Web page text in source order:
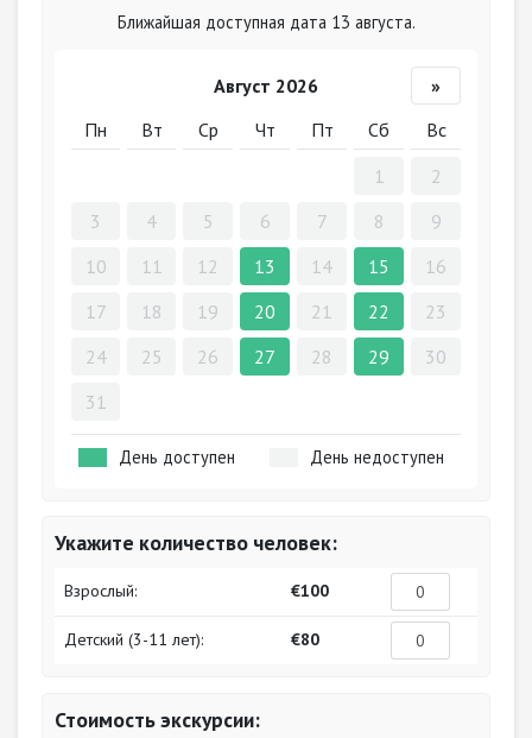
Ближайшая доступная дата 13 августа.
Август 2026
»
Пн
Вт Ср Чт Пт Сб
Вс
1
2
3
4 5 6 7 8
9
10
11 12 13 14 15
16
17
18 19 20 21 22
23
24
25 26 27 28 29
30
31
День доступен День недоступен
Укажите количество человек:
Взрослый: €100
Детский (3-11 лет): €80
Стоимость экскурсии: